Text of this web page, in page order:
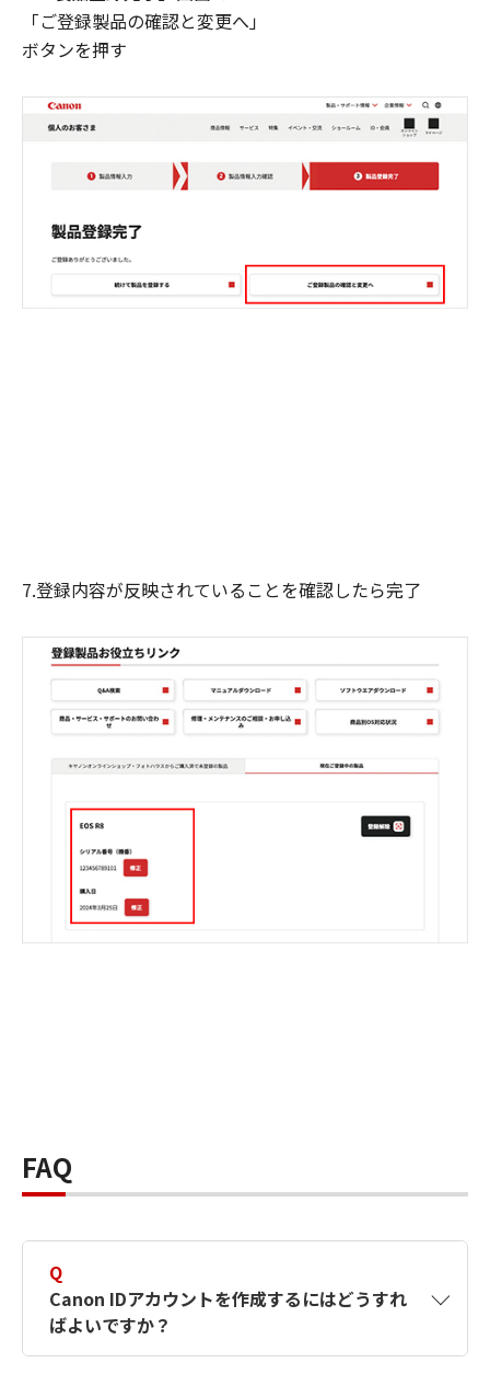
「ご登録製品の確認と変更へ」
ボタンを押す
7.登録内容が反映されていることを確認したら完了
FAQ
Q
Canon IDアカウントを作成するにはどうすれ
ばよいですか？